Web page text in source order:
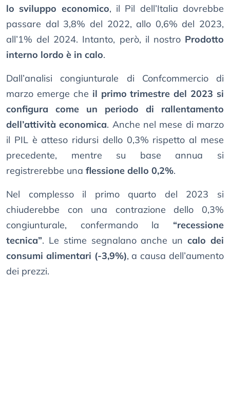
lo sviluppo economico, il Pil dell’Italia dovrebbe
passare dal 3,8% del 2022, allo 0,6% del 2023,
all’1% del 2024. Intanto, però, il nostro Prodotto
interno lordo è in calo.
Dall’analisi congiunturale di Confcommercio di
marzo emerge che il primo trimestre del 2023 si
configura come un periodo di rallentamento
dell’attività economica. Anche nel mese di marzo
il PIL è atteso ridursi dello 0,3% rispetto al mese
precedente, mentre su base annua si
registrerebbe una flessione dello 0,2%.
Nel complesso il primo quarto del 2023 si
chiuderebbe con una contrazione dello 0,3%
congiunturale, confermando la “recessione
tecnica”. Le stime segnalano anche uncalo dei
consumi alimentari (-3,9%), a causa dell’aumento
dei prezzi.